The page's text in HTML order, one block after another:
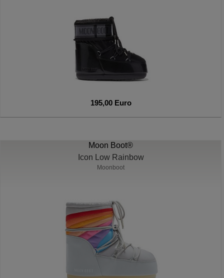
195,00 Euro
Moon Boot®
Icon Low Rainbow
Moonboot